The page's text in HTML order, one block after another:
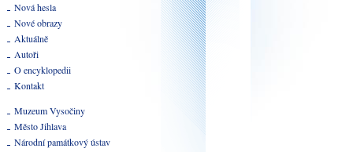
Nová hesla
Nové obrazy
Aktuálně
Autoři
O encyklopedii
Kontakt
Muzeum Vysočiny
Město Jihlava
Národní památkový ústav